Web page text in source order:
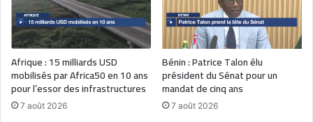
Afrique : 15 milliards USD
mobilisés par Africa50 en 10 ans
pour l’essor des infrastructures
7 août 2026
Bénin : Patrice Talon élu
président du Sénat pour un
mandat de cinq ans
7 août 2026